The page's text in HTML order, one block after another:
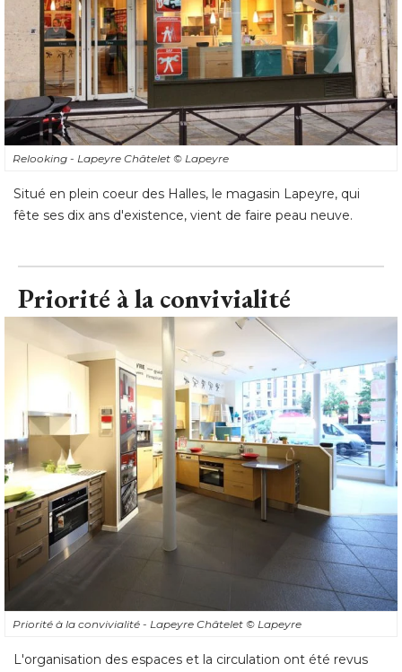
Relooking - Lapeyre Châtelet © Lapeyre
Situé en plein coeur des Halles, le magasin Lapeyre, qui
fête ses dix ans d'existence, vient de faire peau neuve.
Priorité à la convivialité
Priorité à la convivialité - Lapeyre Châtelet © Lapeyre
L'organisation des espaces et la circulation ont été revus